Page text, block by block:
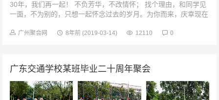
30年，我们再一起！ 不负芳华，不改情怀； 找个理由，和同学见
一面，不为别的，只想一起怀念过去的岁月。为你而来，庆幸现在
们...广州聚会网 8年前 (2019-03-14) 12110 0
广东交通学校某班毕业二十周年聚会